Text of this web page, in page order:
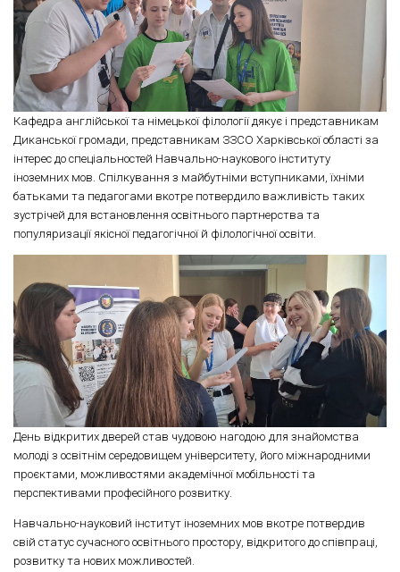
Кафедра англійської та німецької філології дякує і представникам
Диканської громади, представникам ЗЗСО Харківської області за
інтерес до спеціальностей Навчально-наукового інституту
іноземних мов. Спілкування з майбутніми вступниками, їхніми
батьками та педагогами вкотре потвердило важливість таких
зустрічей для встановлення освітнього партнерства та
популяризації якісної педагогічної й філологічної освіти.
День відкритих дверей став чудовою нагодою для знайомства
молоді з освітнім середовищем університету, його міжнародними
проєктами, можливостями академічної мобільності та
перспективами професійного розвитку.
Навчально-науковий інститут іноземних мов вкотре потвердив
свій статус сучасного освітнього простору, відкритого до співпраці,
розвитку та нових можливостей.